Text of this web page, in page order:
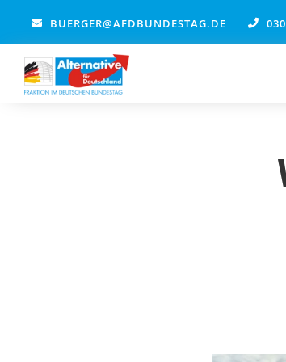
springen
BUERGER@AFDBUNDESTAG.DE